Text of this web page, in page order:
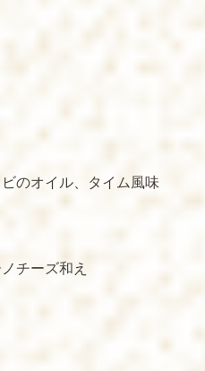
のオイル、タイム風味
チーズ和え